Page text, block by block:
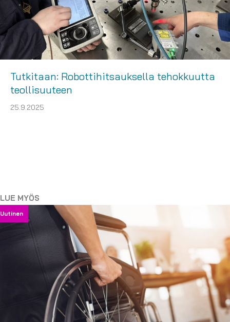
Tutkitaan: Robottihitsauksella tehokkuutta
teollisuuteen
25.9.2025
LUE MYÖS
Uutinen